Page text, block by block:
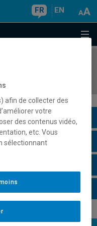
FR EN
afin de collecter des
votre
des contenus vidéo,
etc. Vous
sélectionnant